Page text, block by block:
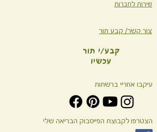
שירות לחברות
צור קשר/ קבע תור
קבע/י תור
עכשיו
עיקבו אחריי ברשתות
הצטרפו לקבוצת הפייסבוק הבריאה שלי